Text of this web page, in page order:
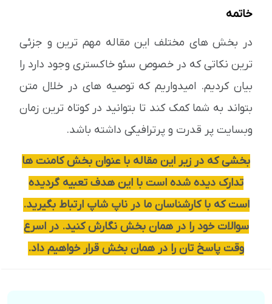
خاتمه
در بخش های مختلف این مقاله مهم ترین و جزئی
ترین نکاتی که در خصوص سئو خاکستری وجود دارد را
بیان کردیم. امیدواریم که توصیه های در خلال متن
بتواند به شما کمک کند تا بتوانید در کوتاه ترین زمان
وبسایت پر قدرت و پرترافیکی داشته باشد.
بخشی که در زیر این مقاله با عنوان بخش کامنت ها
تدارک دیده شده است با این هدف تعبیه گردیده
است که با کارشناسان ما در ناپ شاپ ارتباط بگیرید.
سوالات خود را در همان بخش نگارش کنید. در اسرع
وقت پاسخ تان را در همان بخش قرار خواهیم داد.